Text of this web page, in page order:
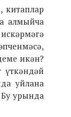
китаплар
алмыйча
икән?
уйлана
Бу урында